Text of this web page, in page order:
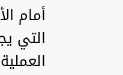
أمام
التي